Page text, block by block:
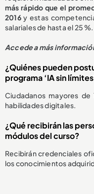
más rápido que el
2016y estas
salariales de hasta el 25 %.
Accede a más
¿Quiénes pueden
programa ‘IA sin
Ciudadanos mayores
habilidades digitales.
¿Qué recibirán las
módulos del curso?
Recibirán credenciales
los conocimientos